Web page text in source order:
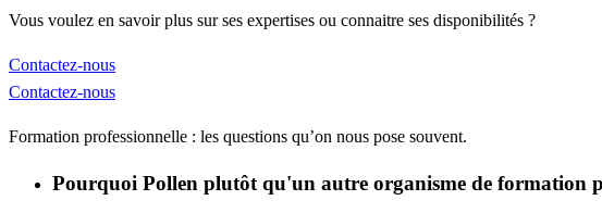
Vous voulez en savoir plus sur ses expertises ou connaitre ses disponibilités ?
Contactez-nous
Contactez-nous
Formation professionnelle : les questions qu’on nous pose souvent.
Pourquoi Pollen plutôt qu'un autre organisme de formation